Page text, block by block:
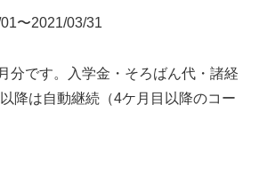
〜2021/03/31
分です。入学金・そろばん代・諸経
降は自動継続（4ケ月目以降のコー